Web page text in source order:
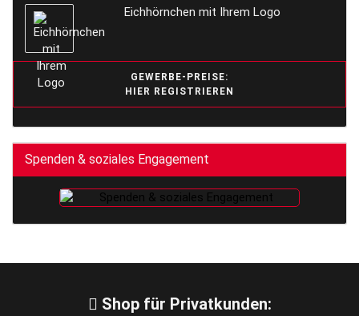
Eichhörnchen mit Ihrem Logo
GEWERBE-PREISE:
HIER REGISTRIEREN
Spenden & soziales Engagement
Shop für Privatkunden: